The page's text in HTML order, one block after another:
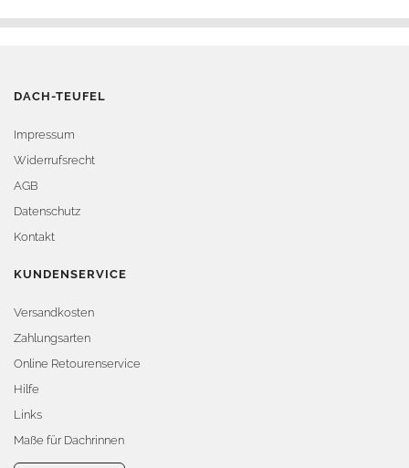
DACH-TEUFEL
Impressum
Widerrufsrecht
AGB
Datenschutz
Kontakt
KUNDENSERVICE
Versandkosten
Zahlungsarten
Online Retourenservice
Hilfe
Links
Maße für Dachrinnen